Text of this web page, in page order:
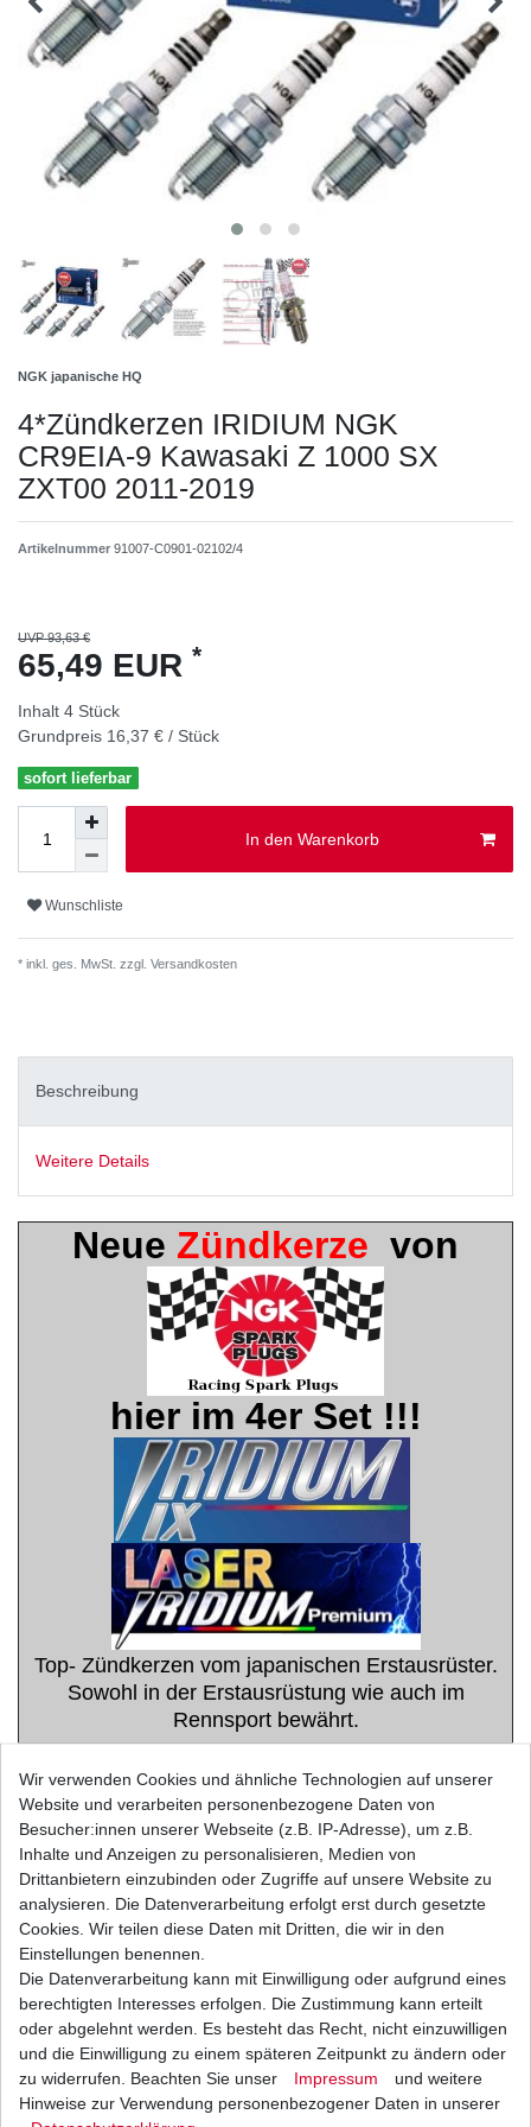
NGK japanische HQ
4*Zündkerzen IRIDIUM NGK
CR9EIA-9 Kawasaki Z 1000 SX
ZXT00 2011-2019
Artikelnummer 91007-C0901-02102/4
UVP 93,63 €
65,49 EUR *
Inhalt 4 Stück
Grundpreis 16,37 € / Stück
sofort lieferbar
In den Warenkorb
Wunschliste
* inkl. ges. MwSt. zzgl. Versandkosten
Beschreibung
Weitere Details
Neue Zündkerze von
hier im 4er Set !!!
Top- Zündkerzen vom japanischen Erstausrüster.
Sowohl in der Erstausrüstung wie auch im
Rennsport bewährt.
KAWASAKI
Z1000 SX
Typ: ZXT00G / ZXT00L /
ZXT00W
Baujahr: 2011 - 2019
Das Geheimnis der Iridium Zündkerze liegt in der
lasergeschweissten Elektrode aus Iridium.
Durch ihren ´minimalen´ Durchmesser von nur
0,6 mm bündelt sie die Zündspannung.
Die Vorteile der Iridium Zündkerze auf einen Blick.
Wir verwenden Cookies und ähnliche Technologien auf unserer
Website und verarbeiten personenbezogene Daten von
Besucher:innen unserer Webseite (z.B. IP-Adresse), um z.B.
Inhalte und Anzeigen zu personalisieren, Medien von
Drittanbietern einzubinden oder Zugriffe auf unsere Website zu
analysieren. Die Datenverarbeitung erfolgt erst durch gesetzte
Cookies. Wir teilen diese Daten mit Dritten, die wir in den
Einstellungen benennen.
Die Datenverarbeitung kann mit Einwilligung oder aufgrund eines
berechtigten Interesses erfolgen. Die Zustimmung kann erteilt
oder abgelehnt werden. Es besteht das Recht, nicht einzuwilligen
und die Einwilligung zu einem späteren Zeitpunkt zu ändern oder
zu widerrufen. Beachten Sie unser
Impressum
und weitere
Hinweise zur Verwendung personenbezogener Daten in unserer